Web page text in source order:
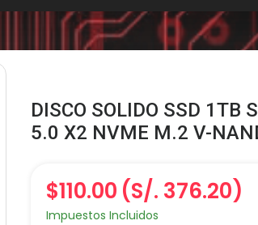
DISCO SOLIDO SSD 1TB
5.0 X2 NVME M.2 V-
$110.00 (S/. 376.20)
Impuestos Incluidos